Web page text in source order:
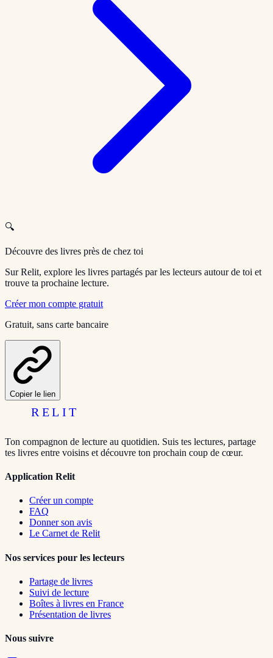
🔍
Découvre des livres près de chez toi
Sur Relit, explore les livres partagés par les lecteurs autour de toi et
trouve ta prochaine lecture.
Créer mon compte gratuit
Gratuit, sans carte bancaire
Copier le lien
RELIT
Ton compagnon de lecture au quotidien. Suis tes lectures, partage
tes livres entre voisins et découvre ton prochain coup de cœur.
Application Relit
Créer un compte
FAQ
Donner son avis
Le Carnet de Relit
Nos services pour les lecteurs
Partage de livres
Suivi de lecture
Boîtes à livres en France
Présentation de livres
Nous suivre